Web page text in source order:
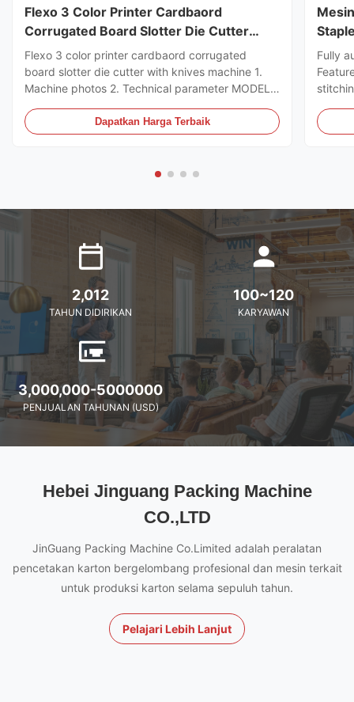
Flexo 3 Color Printer Cardbaord
Corrugated Board Slotter Die Cutter
Dengan Mesin Pisau
Flexo 3 color printer cardbaord corrugated
board slotter die cutter with knives machine 1.
Machine photos 2. Technical parameter MODEL
COLOR 4 COLOR MNACHINE SIZE WALL BOARD
TO WALL BOARD SIZE
MACHINE DESIGN SPEED 200PCS ...
Dapatkan Harga Terbaik
Fully
the
can
2,012
TAHUN DIDIRIKAN
100~120
KARYAWAN
3,000,000-5000000
PENJUALAN TAHUNAN (USD)
Hebei Jinguang Packing Machine
CO.,LTD
JinGuang Packing Machine Co.Limited adalah peralatan
pencetakan karton bergelombang profesional dan mesin terkait
untuk produksi karton selama sepuluh tahun.
Pelajari Lebih Lanjut